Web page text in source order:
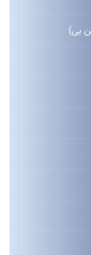
بی)